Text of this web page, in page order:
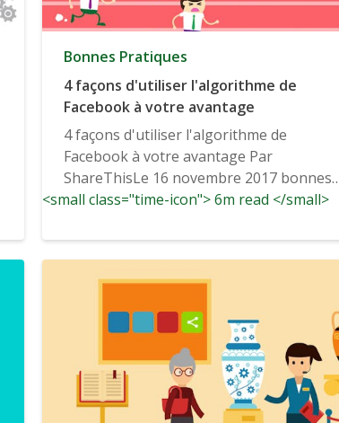
Bonnes Pratiques
4 façons d'utiliser l'algorithme de
Facebook à votre avantage
4 façons d'utiliser l'algorithme de
Facebook à votre avantage Par
ShareThisLe 16 novembre 2017 bonnes
pratiques Non...
<small class="time-icon"> 6m read </small>